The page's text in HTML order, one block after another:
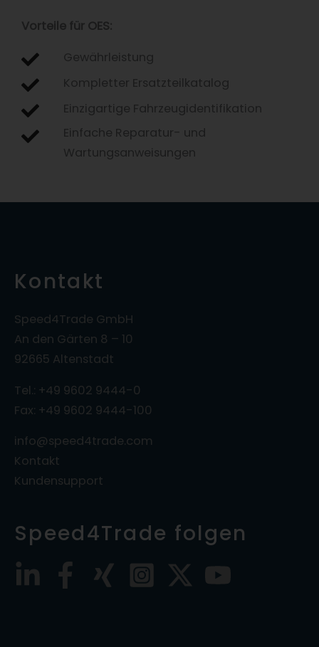
Vorteile für OES:
Gewährleistung
Kompletter Ersatzteilkatalog
Einzigartige Fahrzeugidentifikation
Einfache Reparatur- und
Wartungsanweisungen
Kontakt
Speed4Trade GmbH
An den Gärten 8 – 10
92665 Altenstadt
Tel.: +49 9602 9444-0
Fax: +49 9602 9444-100
info@speed4trade.com
Kontakt
Kundensupport
Speed4Trade folgen